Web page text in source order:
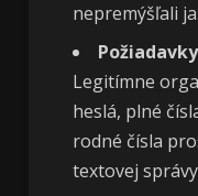
nepremýšľali
Legitímne
heslá, plné
rodné čísla
textovej